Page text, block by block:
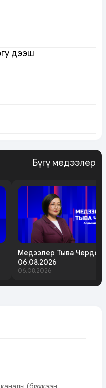
дээш
Бүгү медээлер
Медээлер Тыва Черде
06.08.2026
06.08.2026